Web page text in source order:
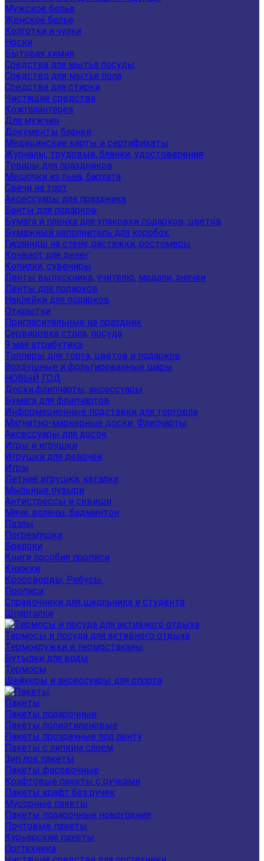
Мужское белье
Женское белье
Колготки и чулки
Носки
Бытовая химия
Средства для мытья посуды
Средство для мытья пола
Средства для стирки
Чистящие средства
Кожгалантерея
Для мужчин
Документы бланки
Медицинские карты и сертификаты
Журналы, трудовые, бланки, удостоверения
Товары для праздников
Мешочки из льна, бархата
Свечи на торт
Аксессуары для праздника
Банты для подарков
Бумага и пленка для упаковки подарков, цветов
Бумажный наполнитель для коробок
Гирлянды на стену, растяжки, ростомеры
Конверт для денег
Копилки, сувениры
Ленты выпускника, учителю, медали, значки
Ленты для подарков
Наклейки для подарков
Открытки
Пригласительные на праздник
Сервировка стола, посуда
9 мая атрибутика
Топперы для торта, цветов и подарков
Воздушные и фольгированные шары
НОВЫЙ ГОД
Доски,флипчарты, аксессуары
Бумага для флипчартов
Информационные подставки для торговли
Магнитно-маркерные доски, Флипчарты
Аксессуары для досок
Игры и игрушки
Игрушки для девочек
Игры
Летние игрушки, каталки
Мыльные пузыри
Антистрессы и сквиши
Мячи, воланы, бадминтон
Пазлы
Погремушки
Брелоки
Книги пособия прописи
Книжки
Кроссворды, Ребусы.
Прописи
Справочники для школьника и студента
Шпаргалки
Термосы и посуда для активного отдыха
Термокружки и термостаканы
Бутылки для воды
Термосы
Шейкеры и аксессуары для спорта
Пакеты
Пакеты подарочные
Пакеты полиэтиленовые
Пакеты прозрачные под ленту
Пакеты с липким слоем
Зип лок пакеты
Пакеты фасовочные
Крафтовые пакеты с ручками
Пакеты крафт без ручек
Мусорные пакеты
Пакеты подарочные новогодние
Почтовые пакеты
Курьерские пакеты
Оргтехника